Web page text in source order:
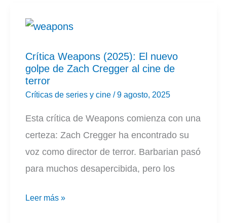
Crítica Weapons (2025): El nuevo
golpe de Zach Cregger al cine de
terror
Críticas de series y cine /9 agosto, 2025
Esta crítica de Weapons comienza con una
certeza: Zach Cregger ha encontrado su
voz como director de terror. Barbarian pasó
para muchos desapercibida, pero los
Crítica
Leer más »